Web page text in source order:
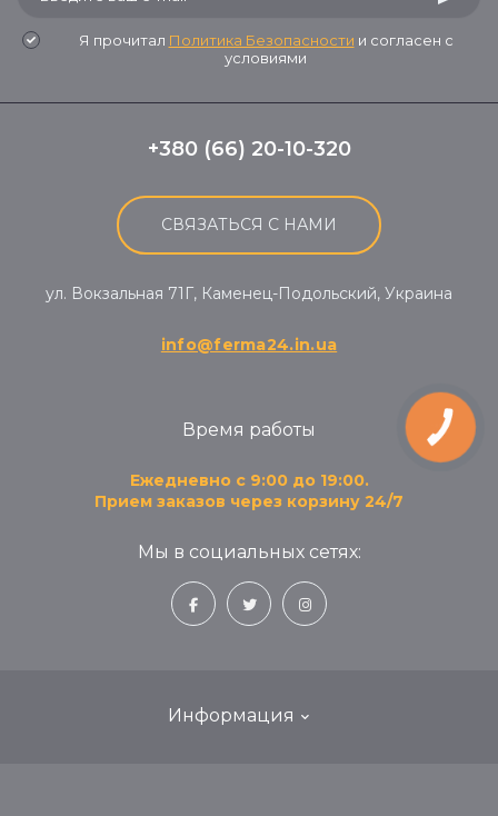
Я прочитал Политика Безопасности и согласен с
условиями
+380 (66) 20-10-320
СВЯЗАТЬСЯ С НАМИ
ул. Вокзальная 71Г, Каменец-Подольский, Украина
info@ferma24.in.ua
Информация
Время работы
Ежедневно с 9:00 до 19:00.
Прием заказов через корзину 24/7
Мы в социальных сетях:
КНОПКА
ЗВ'ЯЗКУ